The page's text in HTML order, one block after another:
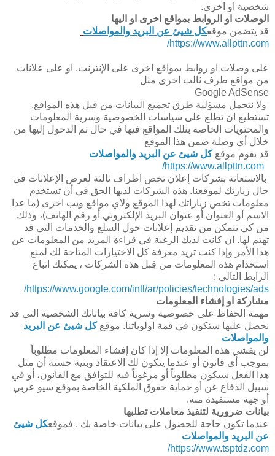
شخصية او اخرى.
الوصلات او الروابط بمواقع اخرى او اليها
قد يتضمن موقعكل شيئ عن البريد والمواصلات
https://www.allpttn.com/
على وصلات او روابط بمواقع اخرى على الإنترنت. او على علانات
من مواقع طرف ثالث اخرى مثل
Google AdSense
ولا نتحمل مسؤلية طرق تجميع البيانات من قبل هذه المواقع.
تستطيع ان تطلع على سياسات الخصوصية وسرية المعلومات
والمحتويات الخاصة بتلك المواقع فيها في حال تم الدخول إليها من
خلال أي وصلة ضمن هذا الموقع
قد يقوم موقعكل شيئ عن البريد والمواصلات
https://www.allpttn.com/
بالاستعانة بشركات إعلان تخص اطراف ثالثة لعرض الإعلانات في
حال زيارتك لموقعنا. هذه الشركات لديها الحق في أن تستخدم
معلومات تخص زياراتك لهذا الموقع ولاي مواقع ويب اخرى (ما عدا
الاسم أو العنوان أو عنوان البريد الإلكتروني أو رقم الهاتف)، وذلك
من كي تتمكن من تقديم إعلانات حول السلع والخدمات التي قد
تهتم لها. ان كانت لديك الرغبة في قراءة المزيد من المعلومات عن
هذا الأمر وإذا كنت تريد معرفة كل الاختيارات المتاحة لك لمنع
استخدام هذه المعلومات من قِبل هذه الشركات ، يمكنك اتباع
الرابط التالي :
https://www.google.com/intl/ar/policies/technologies/ads/
مشاركة او إفشاء المعلومات
مهمة الحفاظ على خصوصية وسرية كافة بياناتك الشخصية التي قد
نحصل عليها ستكون في قمة اولوياتنا. موقعكل شيئ عن البريد
والمواصلات
لن يفشي هذه المعلومات إلا إذا كان إفشاء المعلومات مطلوباً
بموجب أي قانون أو عندما يتكون لك الاعتقاد وبنية حسنة أن مثل
هذا الفعل سيكون مطلوباً أو مرغوباً فيه للتوافق مع القانون، أو في
سبيل الدفاع عن أو حماية حقوق الملكية الخاصة بموقع سيو عربي
أو جهة مستفيدة منه.
بيانات ضرورية لتنفيذ معاملات تطلبها
عندما تكون حاجة للحصول على بيانات خاصة بك , فموقعكل شيئ
عن البريد والمواصلات
https://www.tsptdz.com/